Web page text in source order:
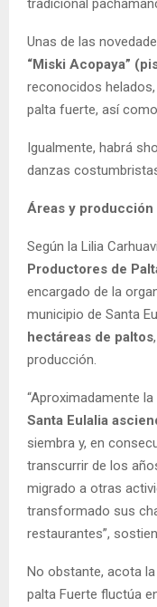
tradicional
Unas de las
“Miski Acopaya”
reconocidos
palta fuerte, así
Igualmente, habrá
danzas
Áreas y producción
Según la Lilia
Productores de
encargado de la
municipio de Santa
hectáreas de paltos
producción.
“Aproximadamente la
Santa Eulalia
siembra y, en
transcurrir de los
migrado a otras
transformado sus
restaurantes”,
No obstante, acota
palta Fuerte fluctúa